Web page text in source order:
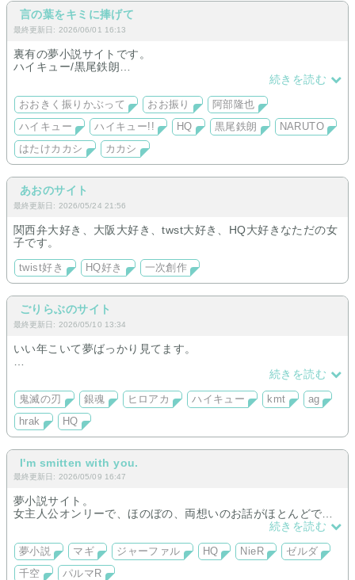
言の葉をキミに捧げて
最終更新日: 2026/06/01 16:13
裏有の夢小説サイトです。
ハイキュー/黒尾鉄朗
おお振り/阿部隆也(途中から原作に沿わせたので低速更新)
NARUTO/はたけカカシ
続きを読む
おおきく振りかぶって おお振り
阿部隆也
ハイキュー
ハイキュー!! HQ 黒尾鉄朗
NARUTO
はたけカカシ
カカシ
あおのサイト
最終更新日: 2026/05/24 21:56
関西弁大好き、大阪大好き、twst大好き、HQ大好きなただの女
子です。
twist好き HQ好き 一次創作
ごりらぶのサイト
最終更新日: 2026/05/10 13:34
いい年こいて夢ばっかり見てます。
鬼も柱もどっちも書きたい
HQにも手を出してしまった。書かないと決めていたはずなの
に……🐈‍⬛
続きを読む
鬼滅の刃 銀魂 ヒロアカ ハイキュー kmt
ag
hrak
HQ
I'm smitten with you.
最終更新日: 2026/05/09 16:47
夢小説サイト。
女主人公オンリーで、ほのぼの、両想いのお話がほとんどで
続きを読む
夢小説 マギ ジャーファル HQ NieR
ゼルダ
千空
パルマR